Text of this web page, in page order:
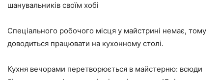
шанувальників своїм хобі
Спеціального робочого місця у майстрині немає, тому
доводиться працювати на кухонному столі.
Кухня вечорами перетворюється в майстерню: всюди